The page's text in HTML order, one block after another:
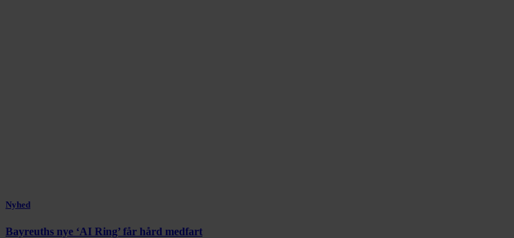
Nyhed
Bayreuths nye ‘AI Ring’ får hård medfart